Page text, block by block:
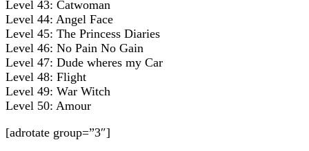
Level 43: Catwoman
Level 44: Angel Face
Level 45: The Princess Diaries
Level 46: No Pain No Gain
Level 47: Dude wheres my Car
Level 48: Flight
Level 49: War Witch
Level 50: Amour
[adrotate group=”3″]